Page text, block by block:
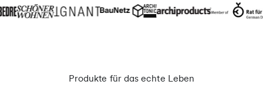
Produkte für das echte Leben